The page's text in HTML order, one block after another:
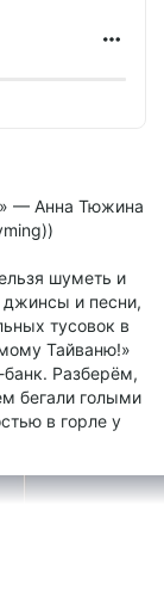
— Анна Тюжина
шуметь и
джинсы и песни,
тусовок в
Тайваню!»
Разберём,
бегали голыми
в горле у